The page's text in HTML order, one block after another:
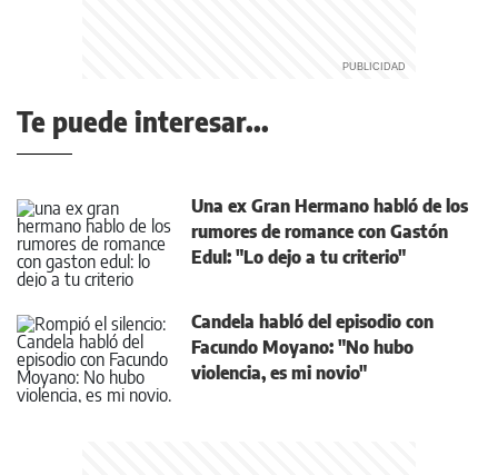
Te puede interesar...
Una ex Gran Hermano habló de los
rumores de romance con Gastón
Edul: "Lo dejo a tu criterio"
Candela habló del episodio con
Facundo Moyano: "No hubo
violencia, es mi novio"